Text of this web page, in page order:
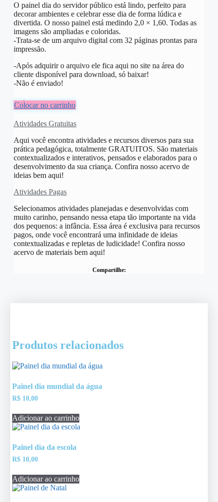
O painel dia do servidor público está lindo, perfeito para
decorar ambientes e celebrar esse dia de forma lúdica e
divertida. O nosso painel está medindo 2,0 × 1,60. Todas as
imagens são ampliadas e coloridas.
-Trata-se de um arquivo digital com 32 páginas prontas para
impressão.
-Após adquirir o arquivo ele fica aqui no site na área do
cliente disponível para download, só baixar!
-Não é enviado!
R$10,00
Colocar no carrinho
Atividades Gratuitas
Aqui você encontra atividades e recursos diversos para sua
prática pedagógica, totalmente GRATUITOS. São materiais
contextualizados e interativos, pensados e elaborados para o
desenvolvimento da sua criança. Confira nosso acervo de
ideias bem aqui!
Atividades Pagas
Selecionamos atividades planejadas e desenvolvidas com
muito carinho, pensando nessa etapa tão importante na vida
dos pequenos: a infância. Essa área é exclusiva para recursos
pagos, onde você encontrará uma infinidade de ideias
contextualizadas e repletas de ludicidade! Confira nosso
acervo de materiais bem aqui!
Compartilhe:
Produtos relacionados
Painel dia mundial da água
R$10,00
Adicionar ao carrinho
Painel dia da escola
R$10,00
Adicionar ao carrinho